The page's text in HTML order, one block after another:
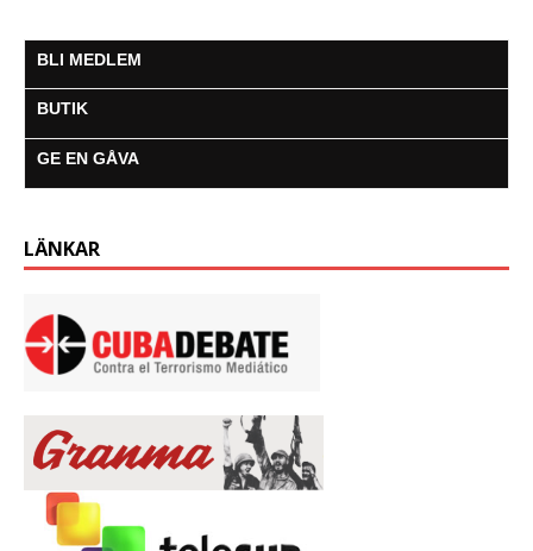
BLI MEDLEM
BUTIK
GE EN GÅVA
LÄNKAR